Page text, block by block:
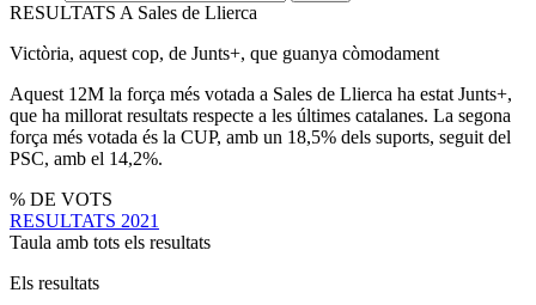
RESULTATS A Sales de Llierca
Victòria, aquest cop, de Junts+, que guanya còmodament
Aquest 12M la força més votada a Sales de Llierca ha estat Junts+,
que ha millorat resultats respecte a les últimes catalanes. La segona
força més votada és la CUP, amb un 18,5% dels suports, seguit del
PSC, amb el 14,2%.
% DE VOTS
RESULTATS 2021
Taula amb tots els resultats
Els resultats